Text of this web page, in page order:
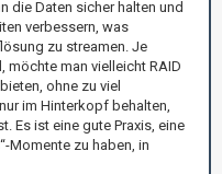
die Daten sicher halten und
verbessern, was
zu streamen. Je
möchte man vielleicht RAID
ohne zu viel
im Hinterkopf behalten,
Es ist eine gute Praxis, eine
Momente zu haben, in